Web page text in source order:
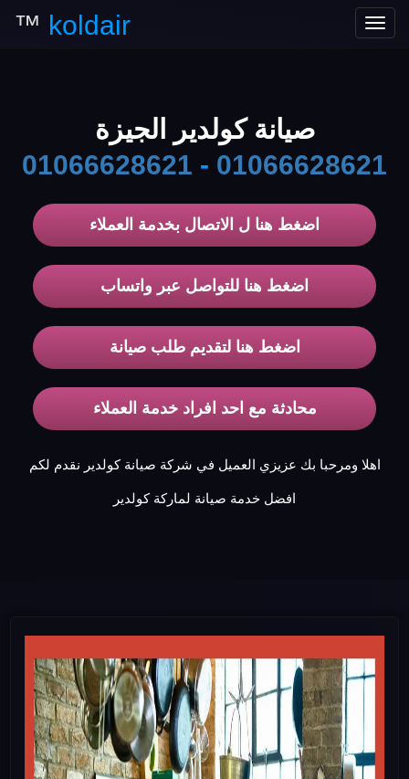
Toggle
koldair
™
صيانة كولدير الجيزة
01066628621
-
01066628621
اضغط هنا ل الاتصال بخدمة العملاء
اضغط هنا للتواصل عبر واتساب
اضغط هنا لتقديم طلب صيانة
محادثة مع احد افراد خدمة العملاء
اهلا ومرحبا بك عزيزي العميل في شركة صيانة كولدير نقدم لكم
افضل خدمة صيانة لماركة كولدير